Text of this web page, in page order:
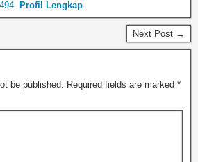
. Profil Lengkap.
Next Post →
be published. Required fields are marked *